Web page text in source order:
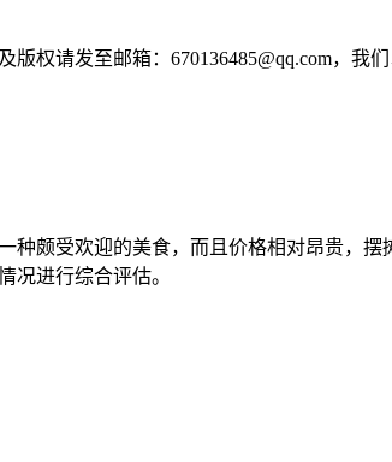
权请发至邮箱：670136485@qq.com，我
颇受欢迎的美食，而且价格相对昂贵，
况进行综合评估。